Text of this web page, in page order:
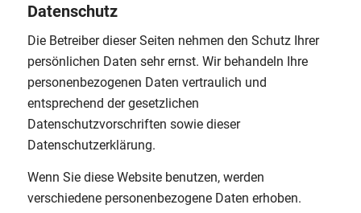
Datenschutz
Die Betreiber dieser Seiten nehmen den Schutz Ihrer
persönlichen Daten sehr ernst. Wir behandeln Ihre
personenbezogenen Daten vertraulich und
entsprechend der gesetzlichen
Datenschutzvorschriften sowie dieser
Datenschutzerklärung.
Wenn Sie diese Website benutzen, werden
verschiedene personenbezogene Daten erhoben.